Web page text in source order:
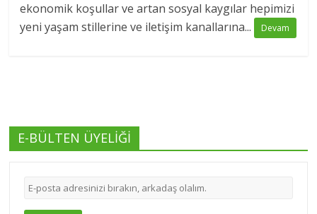
ekonomik koşullar ve artan sosyal kaygılar hepimizi
yeni yaşam stillerine ve iletişim kanallarına...
Devam
E-BÜLTEN ÜYELİĞİ